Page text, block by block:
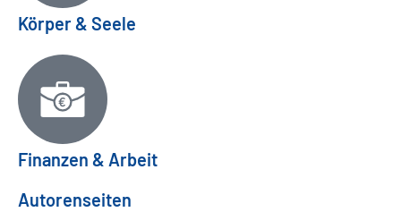
Körper & Seele
Finanzen & Arbeit
Autorenseiten